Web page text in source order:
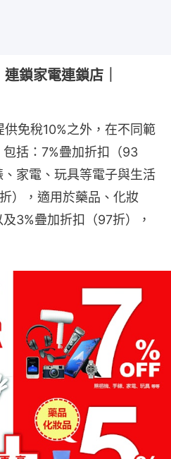
鎖家電連鎖店｜
免稅10%之外，在不同範
括：7%疊加折扣（93
家電、玩具等電子與生活
），適用於藥品、化妝
3%疊加折扣（97折），